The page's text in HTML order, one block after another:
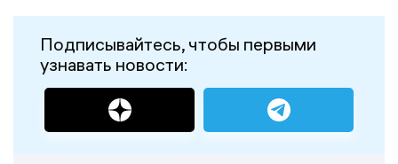
Подписывайтесь, чтобы первыми
узнавать новости: